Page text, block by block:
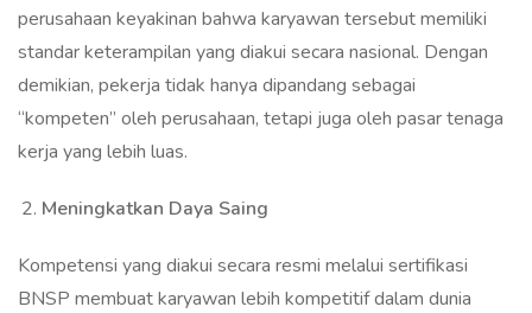
perusahaan keyakinan bahwa karyawan tersebut memiliki
standar keterampilan yang diakui secara nasional. Dengan
demikian, pekerja tidak hanya dipandang sebagai
“kompeten” oleh perusahaan, tetapi juga oleh pasar tenaga
kerja yang lebih luas.
Meningkatkan Daya Saing
Kompetensi yang diakui secara resmi melalui sertifikasi
BNSP membuat karyawan lebih kompetitif dalam dunia